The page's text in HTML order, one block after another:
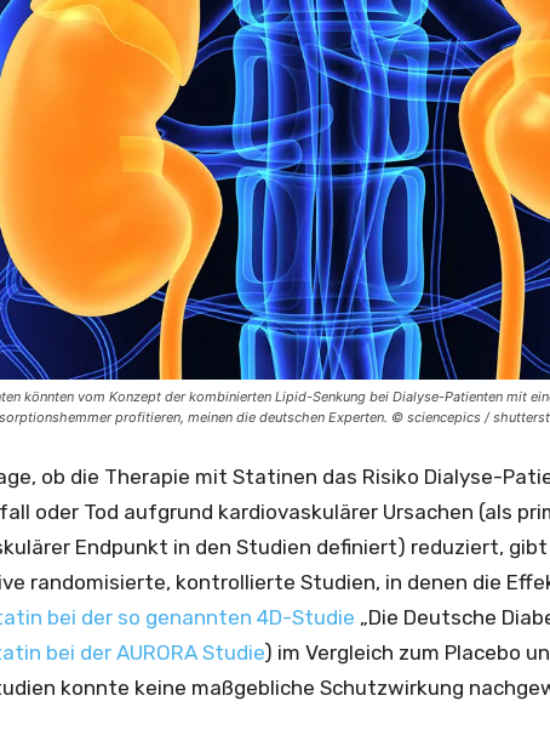
könnten vom Konzept der kombinierten Lipid-Senkung bei Dialyse-Patienten mit
profitieren, meinen die deutschen Experten. © sciencepics /
ob die Therapie mit Statinen das Risiko Dialyse-
oder Tod aufgrund kardiovaskulärer Ursachen (als
Endpunkt in den Studien definiert) reduziert,
randomisierte, kontrollierte Studien, in denen die
bei der so genannten 4D-Studie „Die Deutsche
bei der AURORA Studie) im Vergleich zum Placebo
konnte keine maßgebliche Schutzwirkung